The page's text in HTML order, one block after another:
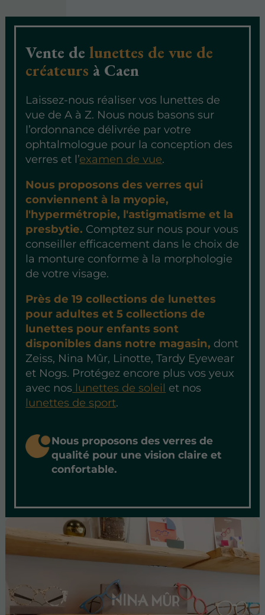
Vente delunettes de vue de
créateurs à Caen
Laissez-nous réaliser vos lunettes de
vue de A à Z. Nous nous basons sur
l’ordonnance délivrée par votre
ophtalmologue pour la conception des
verres et l’examen de vue.
Nous proposons des verres qui
conviennent à la myopie,
l'hypermétropie, l'astigmatisme et la
presbytie. Comptez sur nous pour vous
conseiller efficacement dans le choix de
la monture conforme à la morphologie
de votre visage.
Près de 19 collections de lunettes
pour adultes et 5 collections de
lunettes pour enfants sont
disponibles dans notre magasin, dont
Zeiss, Nina Mûr, Linotte, Tardy Eyewear
et Nogs. Protégez encore plus vos yeux
avec nos lunettes de soleil et nos
lunettes de sport.
Nous proposons des verres de
qualité pour une vision claire et
confortable.